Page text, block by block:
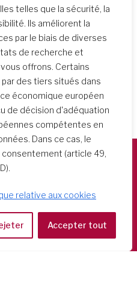
telles que la sécurité, la
Ils améliorent la
par le biais de diverses
de recherche et
offrons. Certains
des tiers situés dans
économique européen
de décision d'adéquation
compétentes en
Dans ce cas, le
(article 49,
relative aux cookies
Accepter tout
Cuore
or 06 58 20 31 17